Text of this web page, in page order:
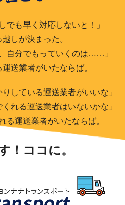
でも早く対応しないと！」
しが決まった。
自分でもっていくのは……」
送業者がいたならば。
している運送業者がいいな」
れる運送業者はいないかな」
運送業者がいたならば。
ココに。